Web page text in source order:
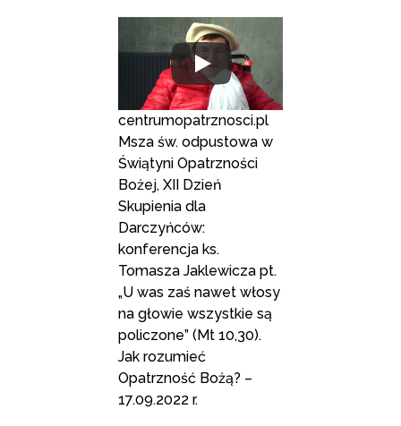
centrumopatrznosci.pl
Msza św. odpustowa w
Świątyni Opatrzności
Bożej, XII Dzień
Skupienia dla
Darczyńców:
konferencja ks.
Tomasza Jaklewicza pt.
„U was zaś nawet włosy
na głowie wszystkie są
policzone” (Mt 10,30).
Jak rozumieć
Opatrzność Bożą? –
17.09.2022 r.